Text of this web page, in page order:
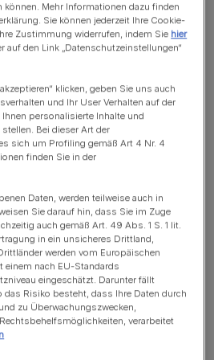
mit
läuft es ab
spielt vor allem das
Rolle. Gerade bei Kitten
Pflichtbehandlung. Stelle
Jahren sicher, dass deine Katze
gegen Katzenschnupfen
besonders die Impfung gegen
auch gegen Tollwut
sollten jährlich wiederholt
Impfschutz besteht.
zurTollwutimpfungbei Katzen
können. Mehr Informationen dazu finden
Sie können jederzeit Ihre Cookie-
Zustimmung widerrufen, indem Sie hier
auf den Link „Datenschutzeinstellungen“
klicken, geben Sie uns auch
und Ihr User Verhalten auf der
personalisierte Inhalte und
Bei dieser Art der
sich um Profiling gemäß Art 4 Nr. 4
finden Sie in der
Daten, werden teilweise auch in
Sie darauf hin, dass Sie im Zuge
auch gemäß Art. 49 Abs. 1 S. 1 lit.
in ein unsicheres Drittland,
werden vom Europäischen
einem nach EU-Standards
eingeschätzt. Darunter fällt
Risiko besteht, dass Ihre Daten durch
zu Überwachungszwecken,
verarbeitet